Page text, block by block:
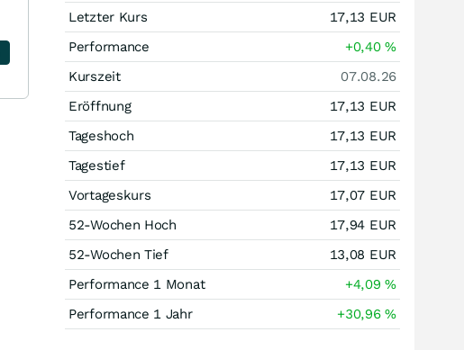
Letzter Kurs
17,13 EUR
Performance
+0,40%
Kurszeit
07.08.26
Eröffnung
17,13 EUR
Tageshoch
17,13 EUR
Tagestief
17,13 EUR
Vortageskurs
17,07 EUR
52-Wochen Hoch
17,94 EUR
52-Wochen Tief
13,08 EUR
Performance 1 Monat
+4,09%
Performance 1 Jahr
+30,96%